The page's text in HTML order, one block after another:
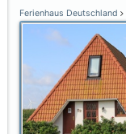
Ferienhaus Deutschland